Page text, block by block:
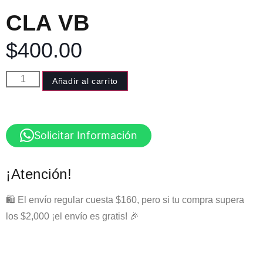
CLA VB
$400.00
Añadir al carrito
Solicitar Información
¡Atención!
🛍️ El envío regular cuesta $160, pero si tu compra supera
los $2,000 ¡el envío es gratis! 🎉